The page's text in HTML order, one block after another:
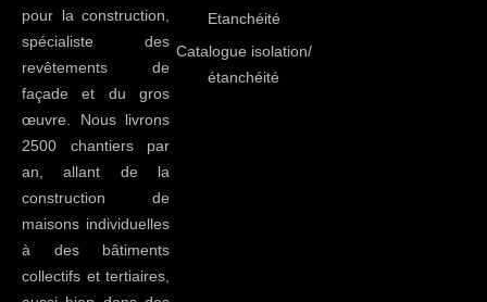
pour la construction,
spécialiste des
revêtements de
façade et du gros
œuvre. Nous livrons
2500 chantiers par
an, allant de la
construction de
maisons individuelles
à des bâtiments
collectifs et tertiaires,
Etanchéité
Catalogue isolation/
étanchéité